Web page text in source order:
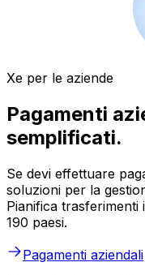
Xe per le aziende
Pagamenti
semplificati.
Se devi effettuare
soluzioni per la
Pianifica
190 paesi.
Pagamenti aziendali